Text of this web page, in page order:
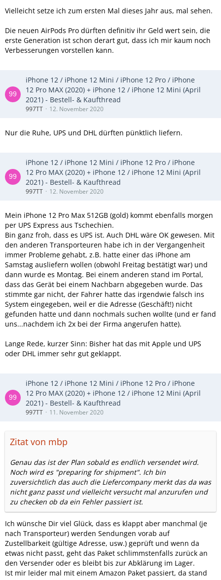
Vielleicht setze ich zum ersten Mal dieses Jahr aus, mal sehen.
Die neuen AirPods Pro dürften definitiv ihr Geld wert sein, die
erste Generation ist schon derart gut, dass ich mir kaum noch
Verbesserungen vorstellen kann.
iPhone 12 / iPhone 12 Mini / iPhone 12 Pro / iPhone
12 Pro MAX (2020) + iPhone 12 / iPhone 12 Mini (April
2021) - Bestell- & Kaufthread
997TT 12. November 2020
Nur die Ruhe, UPS und DHL dürften pünktlich liefern.
iPhone 12 / iPhone 12 Mini / iPhone 12 Pro / iPhone
12 Pro MAX (2020) + iPhone 12 / iPhone 12 Mini (April
2021) - Bestell- & Kaufthread
997TT 12. November 2020
Mein iPhone 12 Pro Max 512GB (gold) kommt ebenfalls morgen
per UPS Express aus Tschechien.
Bin ganz froh, dass es UPS ist. Auch DHL wäre OK gewesen. Mit
den anderen Transporteuren habe ich in der Vergangenheit
immer Probleme gehabt, z.B. hatte einer das iPhone am
Samstag ausliefern wollen (obwohl Freitag bestätigt war) und
dann wurde es Montag. Bei einem anderen stand im Portal,
dass das Gerät bei einem Nachbarn abgegeben wurde. Das
stimmte gar nicht, der Fahrer hatte das irgendwie falsch ins
System eingegeben, weil er die Adresse (Geschäft!) nicht
gefunden hatte und dann nochmals suchen wollte (und er fand
uns...nachdem ich 2x bei der Firma angerufen hatte).
Lange Rede, kurzer Sinn: Bisher hat das mit Apple und UPS
oder DHL immer sehr gut geklappt.
iPhone 12 / iPhone 12 Mini / iPhone 12 Pro / iPhone
12 Pro MAX (2020) + iPhone 12 / iPhone 12 Mini (April
2021) - Bestell- & Kaufthread
997TT 11. November 2020
Zitat von mbp
Genau das ist der Plan sobald es endlich versendet wird.
Noch wird es "preparing for shipment". Ich bin
zuversichtlich das auch die Liefercompany merkt das da was
nicht ganz passt und vielleicht versucht mal anzurufen und
zu checken ob da ein Fehler passiert ist.
Ich wünsche Dir viel Glück, dass es klappt aber manchmal (je
nach Transporteur) werden Sendungen vorab auf
Zustellbarkeit (gültige Adresse, usw.) geprüft und wenn da
etwas nicht passt, geht das Paket schlimmstenfalls zurück an
den Versender oder es bleibt bis zur Abklärung im Lager.
Ist mir leider mal mit einem Amazon Paket passiert, da stand